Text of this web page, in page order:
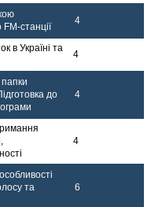
станції
4
в Україні та
4
до
4
4
та
6